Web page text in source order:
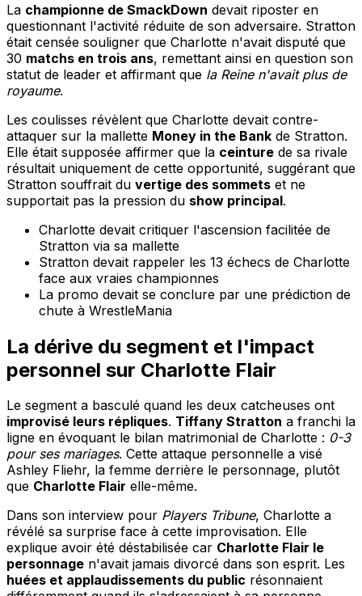
La championne de SmackDown devait riposter en
questionnant l'activité réduite de son adversaire. Stratton
était censée souligner que Charlotte n'avait disputé que
30 matchs en trois ans, remettant ainsi en question son
statut de leader et affirmant que la Reine n'avait plus de
royaume.
Les coulisses révèlent que Charlotte devait contre-
attaquer sur la mallette Money in the Bank de Stratton.
Elle était supposée affirmer que la ceinture de sa rivale
résultait uniquement de cette opportunité, suggérant que
Stratton souffrait du vertige des sommets et ne
supportait pas la pression du show principal.
Charlotte devait critiquer l'ascension facilitée de
Stratton via sa mallette
Stratton devait rappeler les 13 échecs de Charlotte
face aux vraies championnes
La promo devait se conclure par une prédiction de
chute à WrestleMania
La dérive du segment et l'impact
personnel sur Charlotte Flair
Le segment a basculé quand les deux catcheuses ont
improvisé leurs répliques. Tiffany Stratton a franchi la
ligne en évoquant le bilan matrimonial de Charlotte : 0-3
pour ses mariages. Cette attaque personnelle a visé
Ashley Fliehr, la femme derrière le personnage, plutôt
que Charlotte Flair elle-même.
Dans son interview pour Players Tribune, Charlotte a
révélé sa surprise face à cette improvisation. Elle
explique avoir été déstabilisée car Charlotte Flair le
personnage n'avait jamais divorcé dans son esprit. Les
huées et applaudissements du public résonnaient